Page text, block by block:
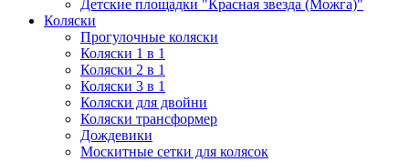
Детские площадки "Красная звезда (Можга)"
Коляски
Прогулочные коляски
Коляски 1 в 1
Коляски 2 в 1
Коляски 3 в 1
Коляски для двойни
Коляски трансформер
Дождевики
Москитные сетки для колясок